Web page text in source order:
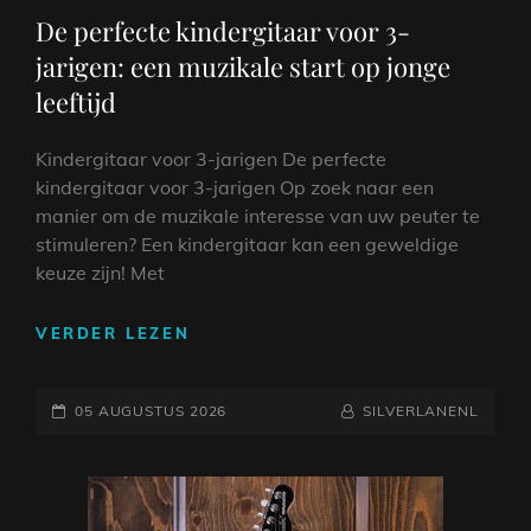
De perfecte kindergitaar voor 3-
jarigen: een muzikale start op jonge
leeftijd
Kindergitaar voor 3-jarigen De perfecte
kindergitaar voor 3-jarigen Op zoek naar een
manier om de muzikale interesse van uw peuter te
stimuleren? Een kindergitaar kan een geweldige
keuze zijn! Met
VERDER LEZEN
VOOR
EEN
MUZIKALE
GEPLAATST
05 AUGUSTUS 2026 NAAMREGEL
BYLINE
SILVERLANENL